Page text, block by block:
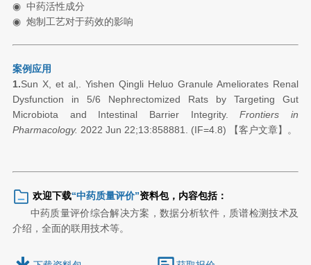
◉ 中药活性成分
◉ 炮制工艺对于药效的影响
案例应用
1.Sun X, et al,. Yishen Qingli Heluo Granule Ameliorates Renal
Dysfunction in 5/6 Nephrectomized Rats by Targeting Gut
Microbiota and Intestinal Barrier Integrity.Frontiers in
Pharmacology. 2022 Jun 22;13:858881. (IF=4.8) 【客户文章】。
欢迎下载“中药质量评价”资料包，内容包括：
中药质量评价综合解决方案，数据分析软件，质谱检测技术及
介绍，全面的联用技术等。